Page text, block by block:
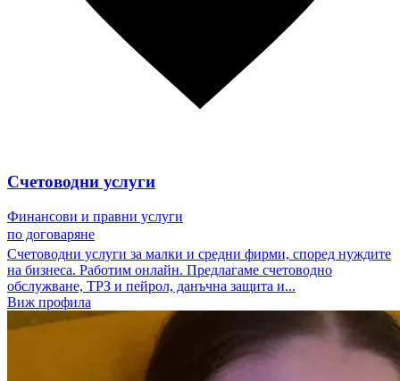
Счетоводни услуги
Финансови и правни услуги
по договаряне
Счетоводни услуги за малки и средни фирми, според нуждите
на бизнеса. Работим онлайн. Предлагаме счетоводно
обслужване, ТРЗ и пейрол, данъчна защита и...
Виж профила